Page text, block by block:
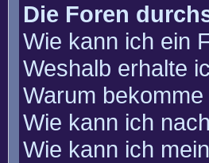
Die Foren
Wie kann ich ein
Weshalb erhalte
Warum
Wie kann ich
Wie kann ich